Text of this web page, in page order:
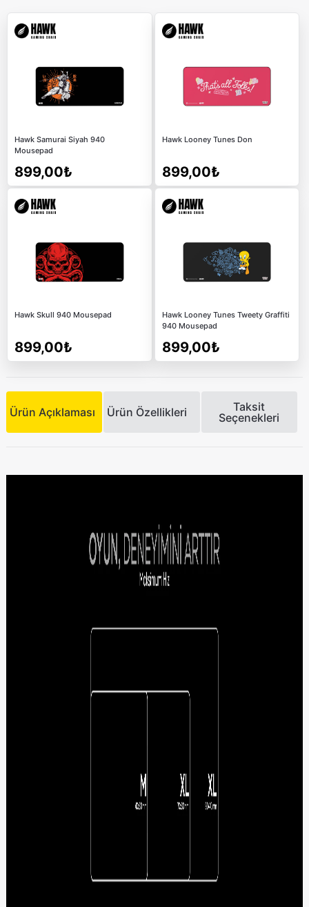
Hawk Samurai Siyah 940
Mousepad
899,00₺
Hawk Looney Tunes Don
899,00₺
Hawk Skull 940 Mousepad
899,00₺
Hawk Looney Tunes Tweety Graffiti
940 Mousepad
899,00₺
Ürün Açıklaması Ürün Özellikleri
Taksit
Seçenekleri